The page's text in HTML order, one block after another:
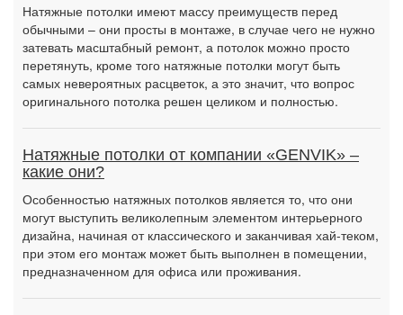
Натяжные потолки имеют массу преимуществ перед
обычными – они просты в монтаже, в случае чего не нужно
затевать масштабный ремонт, а потолок можно просто
перетянуть, кроме того натяжные потолки могут быть
самых невероятных расцветок, а это значит, что вопрос
оригинального потолка решен целиком и полностью.
Натяжные потолки от компании «GENVIK» –
какие они?
Особенностью натяжных потолков является то, что они
могут выступить великолепным элементом интерьерного
дизайна, начиная от классического и заканчивая хай-теком,
при этом его монтаж может быть выполнен в помещении,
предназначенном для офиса или проживания.